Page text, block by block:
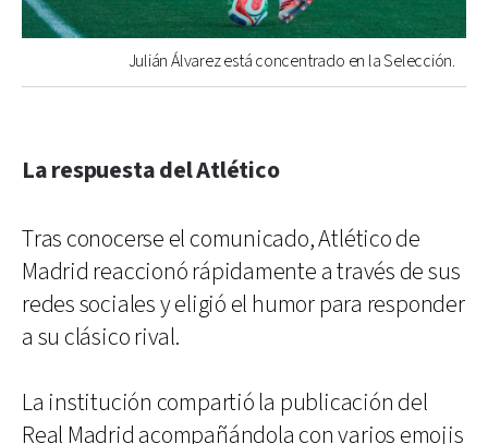
Julián Álvarez está concentrado en la Selección.
La respuesta del Atlético
Tras conocerse el comunicado, Atlético de
Madrid reaccionó rápidamente a través de sus
redes sociales y eligió el humor para responder
a su clásico rival.
La institución compartió la publicación del
Real Madrid acompañándola con varios emojis